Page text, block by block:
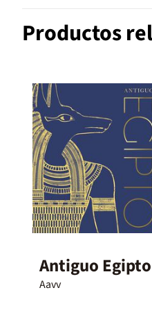
Productos
Antiguo Egipto
Aavv